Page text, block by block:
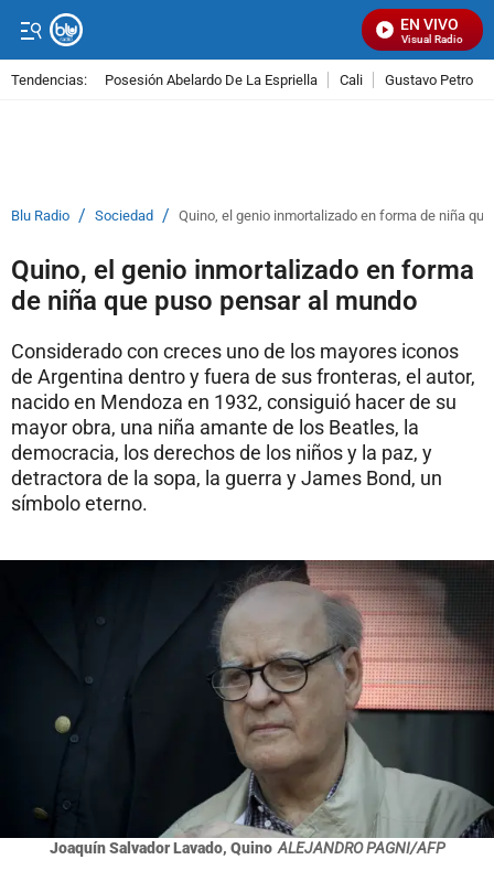
EN VIVO
Señal Visual Radio
Tendencias: Posesión Abelardo De La Espriella Cali Gustavo Petro
Blu Radio / Sociedad / Quino, el genio inmortalizado en forma de niña
Quino, el genio inmortalizado en forma
de niña que puso pensar al mundo
Considerado con creces uno de los mayores iconos
de Argentina dentro y fuera de sus fronteras, el autor,
nacido en Mendoza en 1932, consiguió hacer de su
mayor obra, una niña amante de los Beatles, la
democracia, los derechos de los niños y la paz, y
detractora de la sopa, la guerra y James Bond, un
símbolo eterno.
Joaquín Salvador Lavado, Quino ALEJANDRO PAGNI/AFP